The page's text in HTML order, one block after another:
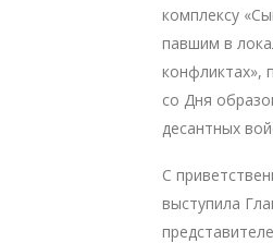
комплексу
павшим в
конфликтах»,
со Дня
десантных
С
выступила